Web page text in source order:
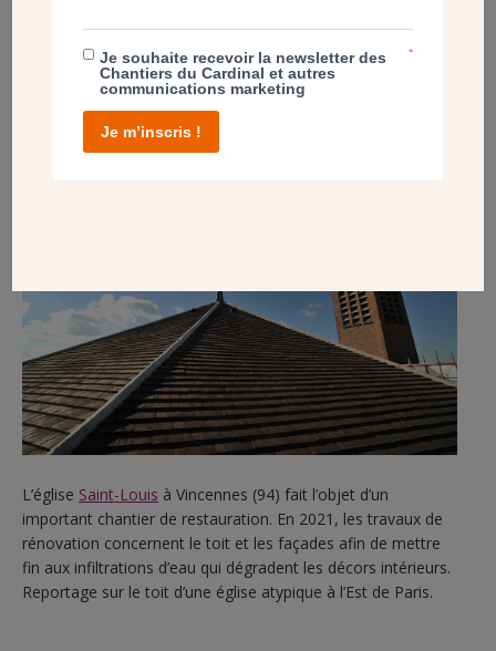
SUR LE TOIT DE SAINT-LOUIS À VINCENNES
L’église Saint-Louis à Vincennes (94) fait l’objet d’un
important chantier de restauration. En 2021, les travaux de
rénovation concernent le toit et les façades afin de mettre
fin aux infiltrations d’eau qui dégradent les décors intérieurs.
Reportage sur le toit d’une église atypique à l’Est de Paris.
Je souhaite recevoir la newsletter des
Chantiers du Cardinal et autres
communications marketing
*
Je m’inscris !